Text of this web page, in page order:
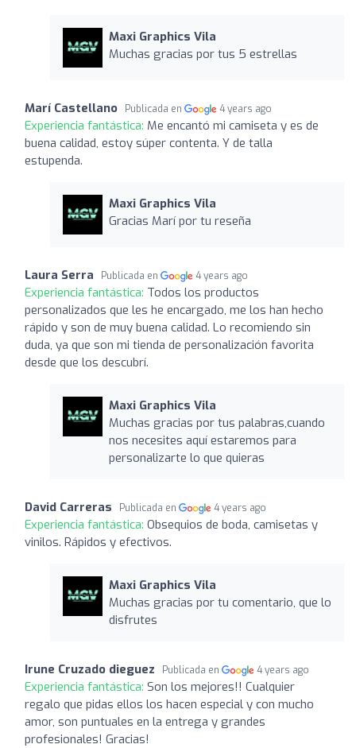
Maxi Graphics Vila
Muchas gracias por tus 5 estrellas
Marí Castellano Publicada en 4 years ago
Experiencia fantástica: Me encantó mi camiseta y es de
buena calidad, estoy súper contenta. Y de talla
estupenda.
Maxi Graphics Vila
Gracias Marí por tu reseña
Laura Serra Publicada en 4 years ago
Experiencia fantástica: Todos los productos
personalizados que les he encargado, me los han hecho
rápido y son de muy buena calidad. Lo recomiendo sin
duda, ya que son mi tienda de personalización favorita
desde que los descubrí.
Maxi Graphics Vila
Muchas gracias por tus palabras,cuando
nos necesites aquí estaremos para
personalizarte lo que quieras
David Carreras Publicada en 4 years ago
Experiencia fantástica: Obsequios de boda, camisetas y
vinilos. Rápidos y efectivos.
Maxi Graphics Vila
Muchas gracias por tu comentario, que lo
disfrutes
Irune Cruzado dieguez Publicada en 4 years ago
Experiencia fantástica: Son los mejores!! Cualquier
regalo que pidas ellos los hacen especial y con mucho
amor, son puntuales en la entrega y grandes
profesionales! Gracias!